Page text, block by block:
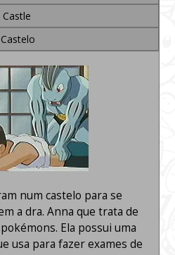
num castelo para se
a dra. Anna que trata de
Ela possui uma
usa para fazer exames de